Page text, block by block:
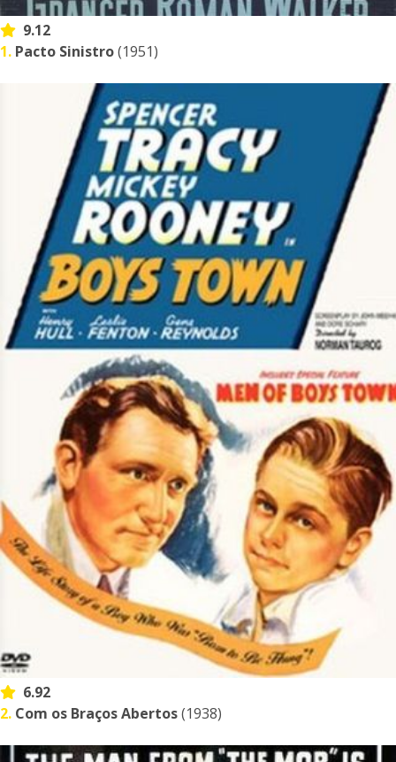
9.12
1. Pacto Sinistro(1951)
6.92
2. Com os Braços Abertos(1938)